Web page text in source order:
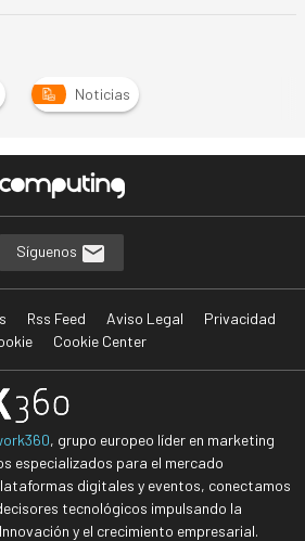
Noticias
Síguenos
Rss Feed Aviso Legal
Privacidad
Cookie Center
, grupo europeo líder en marketing
especializados para el mercado
digitales y eventos, conectamos
tecnológicos impulsando la
y el crecimiento empresarial.